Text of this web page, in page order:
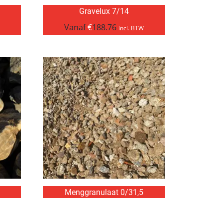
Gravelux 7/14
Vanaf€188.76 incl. BTW
Menggranulaat 0/31,5